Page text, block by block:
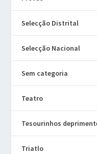
Selecção Distrital
Selecção Nacional
Sem categoria
Teatro
Tesourinhos
Triatlo